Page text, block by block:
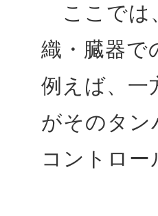
ここでは
織・臓器で
例えば、一
がそのタン
コントロー